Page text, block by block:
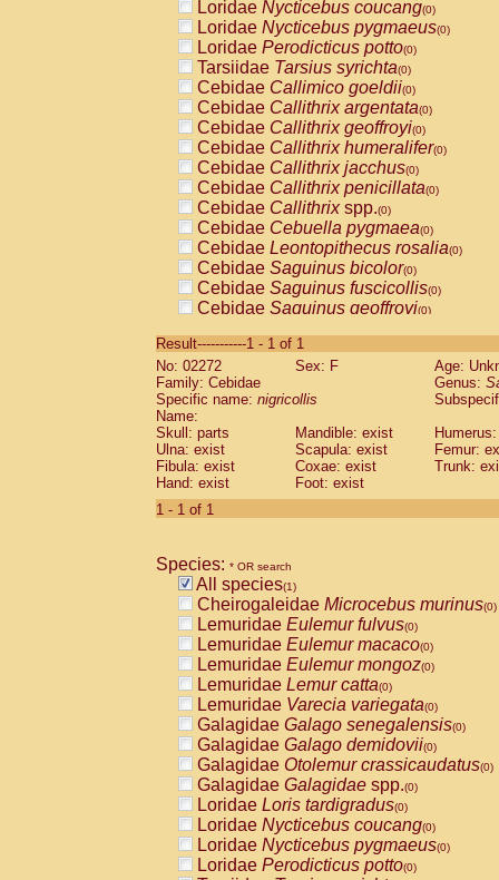
Loridae Nycticebus coucang(0)
Loridae Nycticebus pygmaeus(0)
Loridae Perodicticus potto(0)
Tarsiidae Tarsius syrichta(0)
Cebidae Callimico goeldii(0)
Cebidae Callithrix argentata(0)
Cebidae Callithrix geoffroyi(0)
Cebidae Callithrix humeralifer(0)
Cebidae Callithrix jacchus(0)
Cebidae Callithrix penicillata(0)
Cebidae Callithrixspp.(0)
Cebidae Cebuella pygmaea(0)
Cebidae Leontopithecus rosalia(0)
Cebidae Saguinus bicolor(0)
Cebidae Saguinus fuscicollis(0)
Cebidae Saguinus geoffroyi(0)
CebidaeSaguinus labiatus(0)
Cebidae Saguinus leucopus (0)
Cebidae
CebidaeSaguinus mystax
Cebidae Saguinus nigricollis (1)
Cebidae Saguinus oedipus
Cebidae Saguinus weddelli
Cebidae Saguinusspp.
Cebidae
CebidaeCebus capucinus
CebidaeCebus nigrivittatus
CebidaeCebus spp.(0)
CebidaeSaimiri boliviensis(0)
CebidaeSaimiri sciureus(0)
AtelidaeAlouatta caraya(0)
AtelidaeAlouatta fusca(0)
AtelidaeAlouatta seniculus(0)
AtelidaeAlouattaspp.(0)
AtelidaeAteles belzebuth(0)
AtelidaeAteles geoffroyi(0)
AtelidaeAteles paniscus(0)
AtelidaeAtelesspp.(0)
AtelidaeLagothrix lagothricha(0)
AtelidaeLagothrix lagothricha cana
PitheciidaeCacajao calvus
Result-----------1 - 1 of 1
No: 02272
Sex: F
Age:
Family: Cebidae
Genus:
Specific name: nigricollis
Name:
Skull: parts
Mandible: exist
Ulna: exist
Scapula: exist
Femur:
Fibula: exist
Coxae: exist
Trunk:
Hand: exist
Foot: exist
1 - 1 of 1
Species: * OR search
All species(1)
Cheirogaleidae Microcebus murinus(0)
Lemuridae Eulemur fulvus(0)
Lemuridae Eulemur macaco(0)
Lemuridae Eulemur mongoz(0)
Lemuridae Lemur catta(0)
Lemuridae Varecia variegata(0)
Galagidae Galago senegalensis(0)
Galagidae Galago demidovii(0)
Galagidae Otolemur crassicaudatus(0)
Galagidae Galagidae spp.(0)
Loridae Loris tardigradus(0)
Loridae Nycticebus coucang(0)
Loridae Nycticebus pygmaeus(0)
Loridae Perodicticus potto(0)